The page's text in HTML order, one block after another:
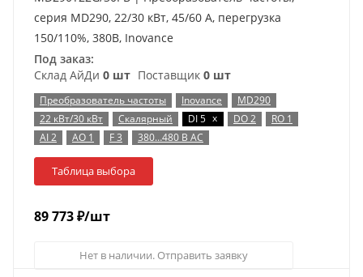
серия MD290, 22/30 кВт, 45/60 А, перегрузка
150/110%, 380B, Inovance
Под заказ:
Склад АйДи 0 шт Поставщик 0 шт
Преобразователь частоты Inovance
MD290
22 кВт/30 кВт
Скалярный DI 5 x DO 2
RO 1
AI 2
AO 1 F 3 380…480 В AC
Таблица выбора
89 773₽/шт
Нет в наличии. Отправить заявку